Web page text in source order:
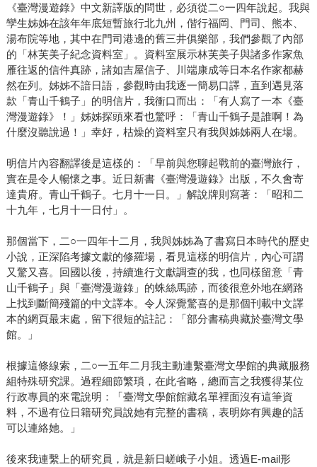
《臺灣漫遊錄》中文新譯版的問世，必須從二○一四年說起。我與
孿生姊姊在該年年底短暫旅行北九州，偕行福岡、門司、熊本、
湯布院等地，其中在門司港邊的舊三井俱樂部，我們參觀了內部
的「林芙美子紀念資料室」。資料室展示林芙美子與諸多作家魚
雁往返的信件真跡，諸如吉屋信子、川端康成等日本名作家都赫
然在列。姊姊不諳日語，參觀時由我逐一簡易口譯，直到遇見落
款「青山千鶴子」的明信片，我衝口而出：「有人寫了一本《臺
灣漫遊錄》！」姊姊探頭來看也驚呼：「青山千鶴子是誰啊！為
什麼沒聽說過！」幸好，枯燥的資料室只有我與姊姊兩人在場。
明信片內容翻譯後是這樣的：「早前與您聊起戰前的臺灣旅行，
實在是令人暢懷之事。近日新書《臺灣漫遊錄》出版，不久會寄
達貴府。青山千鶴子。七月十一日。」解說牌則寫著：「昭和二
十九年，七月十一日付」。
那個當下，二○一四年十二月，我與姊姊為了書寫日本時代的歷史
小說，正深陷考據文獻的修羅場，看見這樣的明信片，內心可謂
又驚又喜。回國以後，持續進行文獻調查的我，也同樣留意「青
山千鶴子」與「臺灣漫遊錄」的蛛絲馬跡，而後很意外地在網路
上找到斷簡殘篇的中文譯本。令人深覺驚喜的是那個刊載中文譯
本的網頁最末處，留下很短的註記：「部分書稿典藏於臺灣文學
館。」
根據這條線索，二○一五年二月我主動連繫臺灣文學館的典藏服務
組特殊研究課。過程細節繁瑣，在此省略，總而言之我獲得某位
行政專員的來電說明：「臺灣文學館館藏名單裡面沒有這筆資
料，不過有位日籍研究員說她有完整的書稿，表明妳有興趣的話
可以連絡她。」
後來我連繫上的研究員，就是新日嵯峨子小姐。透過E-mail形